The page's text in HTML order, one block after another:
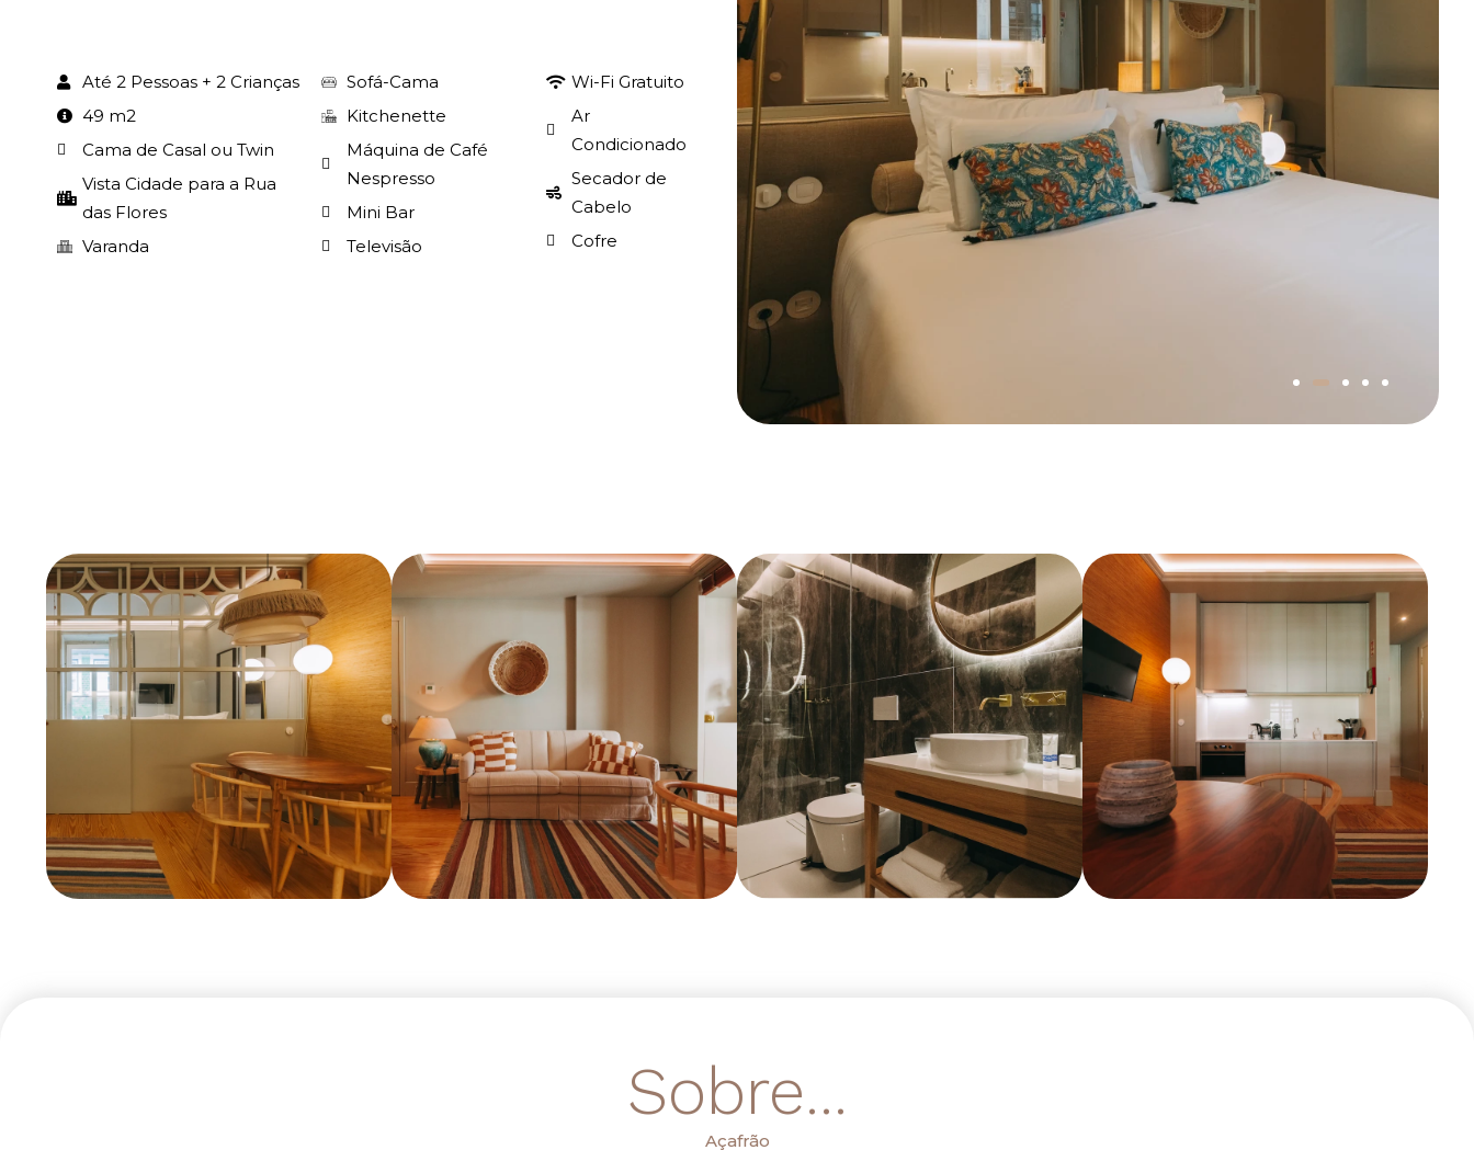
Até 2 Pessoas + 2 Crianças
49 m2
Cama de Casal ou Twin
Vista Cidade para a Rua
das Flores
Varanda
Sofá-Cama
Kitchenette
Máquina de Café
Nespresso
Mini Bar
Televisão
Wi-Fi Gratuito
Ar
Condicionado
Secador de
Cabelo
Cofre
Sobre...
Açafrão